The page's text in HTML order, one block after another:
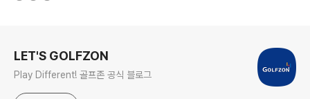
LET'S GOLFZON
Play Different! 골프존 공식 블로그